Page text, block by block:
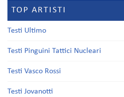
TOP ARTISTI
Testi Ultimo
Testi Pinguini Tattici Nucleari
Testi Vasco Rossi
Testi Jovanotti